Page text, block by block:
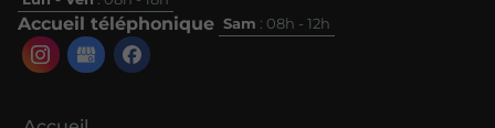
Accueil téléphonique Sam : 08h - 12h